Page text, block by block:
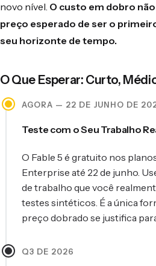
novo nível. O custo em dobro
preço esperado de ser o
seu horizonte de tempo.
O Que Esperar: Curto,
AGORA — 22 DE JUNHO DE
Teste com o Seu Trabalho
O Fable 5 é gratuito nos
Enterprise até 22 de junho.
de trabalho que você
testes sintéticos. É a única
preço dobrado se justifica
Q3 DE 2026